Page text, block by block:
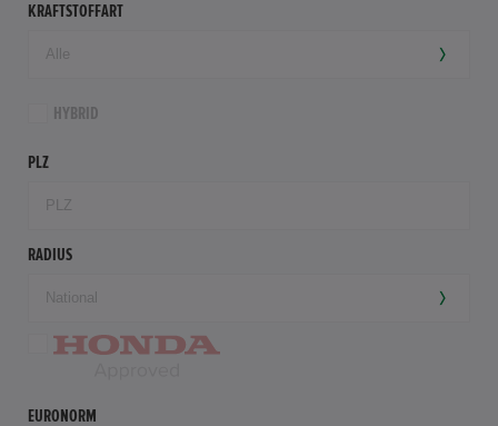
KRAFTSTOFFART
HYBRID
PLZ
RADIUS
EURONORM